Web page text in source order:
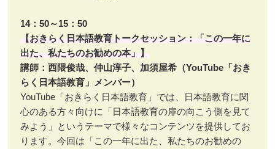
14：50～15：50
【おきらく日本語教育トークセッション：「この一年に
出た、私たちのお勧めの本」】
講師：西隈俊哉、仲山淳子、加須屋希（YouTube「おき
らく日本語教育」メンバー）
YouTube「おきらく日本語教育」では、日本語教育に関
心のある方々向けに「日本語教育の扉の向こう側を見て
みよう」というテーマで様々なコンテンツを提供してお
ります。今回は「この一年に出た、私たちのお勧めの